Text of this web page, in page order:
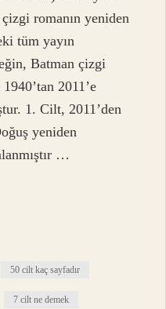
romanın yeniden
tüm yayın
Batman çizgi
2011’e
1. Cilt, 2011’den
yeniden
…
50 cilt kaç sayfadır
7 cilt ne demek